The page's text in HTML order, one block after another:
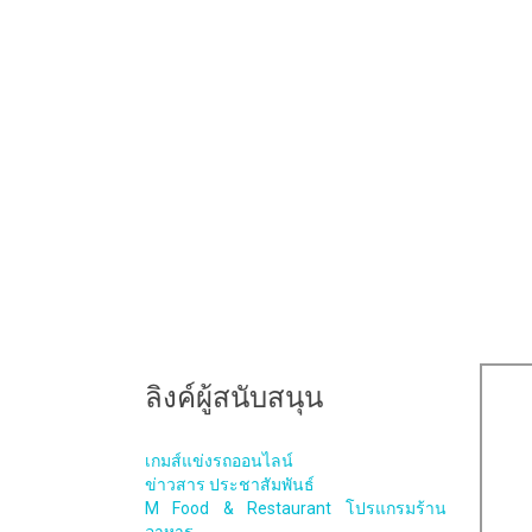
ลิงค์ผู้สนับสนุน
เกมส์แข่งรถออนไลน์
ข่าวสาร ประชาสัมพันธ์
M Food & Restaurant โปรแกรมร้าน